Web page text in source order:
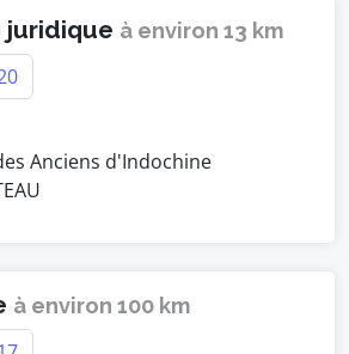
juridique à environ 13 km
Anciens d'Indochine
à environ 100 km